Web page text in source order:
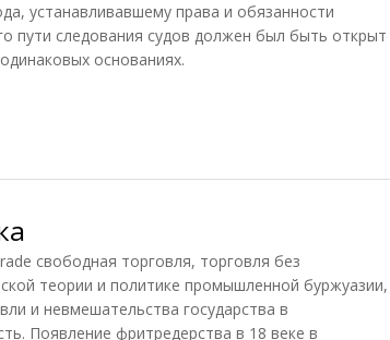
устанавливавшему права и обязанности
пути следования судов должен был быть открыт
основаниях.
свободная торговля, торговля без
теории и политике промышленной буржуазии,
и невмешательства государства в
Появление фритредерства в 18 веке в